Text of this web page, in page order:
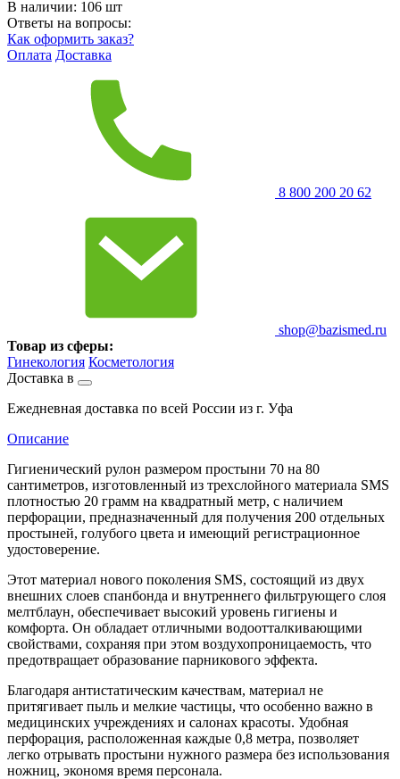
В наличии: 106 шт
Ответы на вопросы:
Как оформить заказ?
Оплата Доставка
8 800 200 20 62
shop@bazismed.ru
Товар из сферы:
Гинекология Косметология
Доставка в
Ежедневная доставка по всей России из г. Уфа
Описание
Гигиенический рулон размером простыни 70 на 80
сантиметров, изготовленный из трехслойного материала SMS
плотностью 20 грамм на квадратный метр, с наличием
перфорации, предназначенный для получения 200 отдельных
простыней, голубого цвета и имеющий регистрационное
удостоверение.
Этот материал нового поколения SMS, состоящий из двух
внешних слоев спанбонда и внутреннего фильтрующего слоя
мелтблаун, обеспечивает высокий уровень гигиены и
комфорта. Он обладает отличными водоотталкивающими
свойствами, сохраняя при этом воздухопроницаемость, что
предотвращает образование парникового эффекта.
Благодаря антистатическим качествам, материал не
притягивает пыль и мелкие частицы, что особенно важно в
медицинских учреждениях и салонах красоты. Удобная
перфорация, расположенная каждые 0,8 метра, позволяет
легко отрывать простыни нужного размера без использования
ножниц, экономя время персонала.